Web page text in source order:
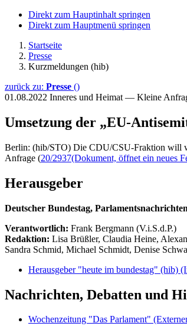
Direkt zum Hauptinhalt springen
Direkt zum Hauptmenü springen
Startseite
Presse
Kurzmeldungen (hib)
zurück zu: Presse ()
01.08.2022 Inneres und Heimat — Kleine
Umsetzung der „EU-
Berlin: (hib/STO) Die CDU/CSU-Fraktion will
Anfrage (20/2937(Dokument, öffnet ein neues
Herausgeber
Deutscher Bundestag, Parlamentsnachrichten
Verantwortlich: Frank Bergmann (V.i.S.d.P.)
Redaktion: Lisa Brüßler, Claudia Heine,
Sandra Schmid, Michael Schmidt, Denise
Herausgeber "heute im bundestag" (hib)
Nachrichten, Debatten und
Wochenzeitung "Das Parlament"